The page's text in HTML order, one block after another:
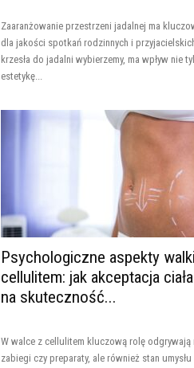
Zaaranżowanie przestrzeni jadalnej ma
dla jakości spotkań rodzinnych i
krzesła do jadalni wybierzemy, ma wpływ nie
estetykę...
Psychologiczne aspekty
cellulitem: jak akceptacja
na skuteczność...
W walce z cellulitem kluczową rolę odgrywają
zabiegi czy preparaty, ale również stan